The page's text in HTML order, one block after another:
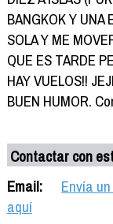
BANGKOK Y UNA
SOLA Y ME
QUE ES TARDE
HAY VUELOS!!
BUEN HUMOR.
Contactar con
Email:
Envía
aquí